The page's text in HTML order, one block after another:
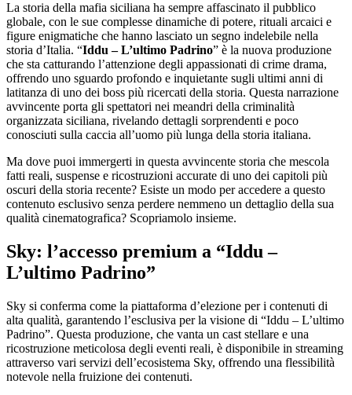
La storia della mafia siciliana ha sempre affascinato il pubblico
globale, con le sue complesse dinamiche di potere, rituali arcaici e
figure enigmatiche che hanno lasciato un segno indelebile nella
storia d’Italia. “Iddu – L’ultimo Padrino” è la nuova produzione
che sta catturando l’attenzione degli appassionati di crime drama,
offrendo uno sguardo profondo e inquietante sugli ultimi anni di
latitanza di uno dei boss più ricercati della storia. Questa narrazione
avvincente porta gli spettatori nei meandri della criminalità
organizzata siciliana, rivelando dettagli sorprendenti e poco
conosciuti sulla caccia all’uomo più lunga della storia italiana.
Ma dove puoi immergerti in questa avvincente storia che mescola
fatti reali, suspense e ricostruzioni accurate di uno dei capitoli più
oscuri della storia recente? Esiste un modo per accedere a questo
contenuto esclusivo senza perdere nemmeno un dettaglio della sua
qualità cinematografica? Scopriamolo insieme.
Sky: l’accesso premium a “Iddu –
L’ultimo Padrino”
Sky si conferma come la piattaforma d’elezione per i contenuti di
alta qualità, garantendo l’esclusiva per la visione di “Iddu – L’ultimo
Padrino”. Questa produzione, che vanta un cast stellare e una
ricostruzione meticolosa degli eventi reali, è disponibile in streaming
attraverso vari servizi dell’ecosistema Sky, offrendo una flessibilità
notevole nella fruizione dei contenuti.